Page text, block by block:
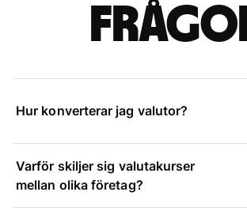
Hur konverterar jag valutor?
Varför skiljer sig valutakurser
mellan olika företag?